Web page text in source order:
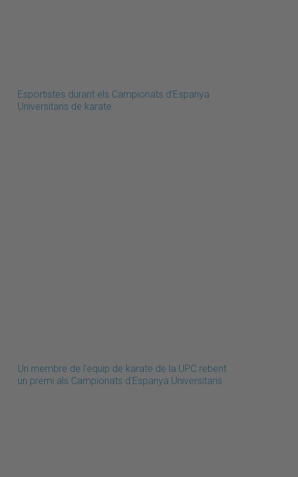
Esportistes durant els Campionats d'Espanya
Universitaris de karate
Un membre de l'equip de karate de la UPC rebent
un premi als Campionats d'Espanya Universitaris